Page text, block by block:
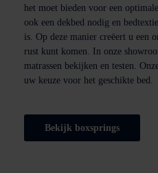
het moet bieden voor een
ook een dekbed nodig en
is. Op deze manier creëert u een
rust kunt komen. In onze
matrassen bekijken en testen.
uw keuze voor het geschikte bed.
Bekijk boxsprings